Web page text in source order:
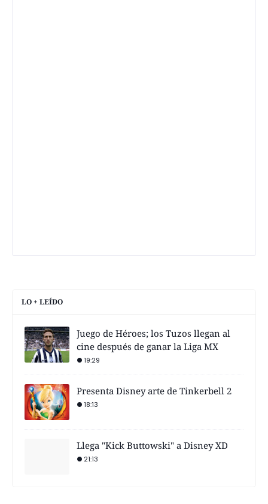
LO + LEÍDO
Juego de Héroes; los Tuzos llegan al
cine después de ganar la Liga MX
19:29
Presenta Disney arte de Tinkerbell 2
18:13
Llega "Kick Buttowski" a Disney XD
21:13